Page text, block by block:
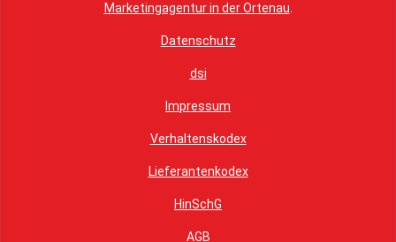
Marketingagentur in der Ortenau
Datenschutz
dsi
Impressum
Verhaltenskodex
Lieferantenkodex
HinSchG
AGB